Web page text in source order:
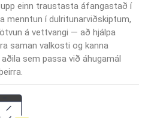
einn traustasta áfangastað í
menntun í dulritunarviðskiptum,
á vettvangi — að hjálpa
saman valkosti og kanna
sem passa við áhugamál